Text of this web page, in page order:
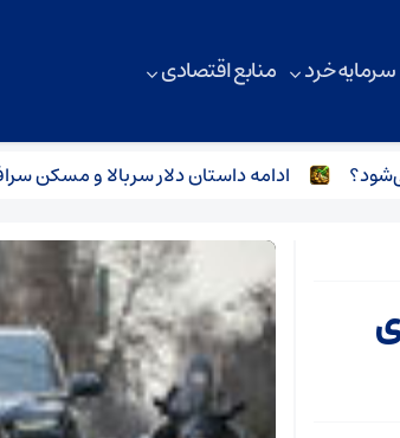
سرمایه خرد منابع اقتصادی
ادامه داستان دلار سربالا و مسکن سرافکنده